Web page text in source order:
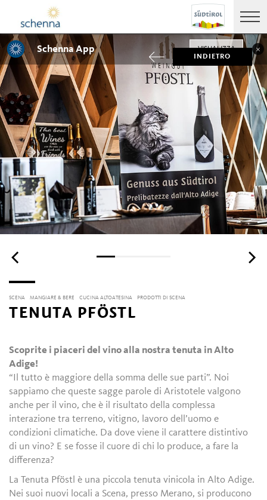
INDIETRO
SCENA MANGIARE & BERE CUCINA ALTOATESINA PRODOTTI DI SCENA
TENUTA PFÖSTL
Scoprite i piaceri del vino alla nostra tenuta in Alto
Adige!
“Il tutto è maggiore della somma delle sue parti”. Noi
sappiamo che queste sagge parole di Aristotele valgono
anche per il vino, che è il risultato della complessa
interazione tra terreno, vitigno, lavoro dell’uomo e
condizioni climatiche. Da dove viene il carattere distintivo
di un vino? E se fosse il cuore di chi lo produce, a fare la
differenza?
La Tenuta Pföstl è una piccola tenuta vinicola in Alto Adige.
Nei suoi nuovi locali a Scena, presso Merano, si producono
Schenna App VISUALIZZA